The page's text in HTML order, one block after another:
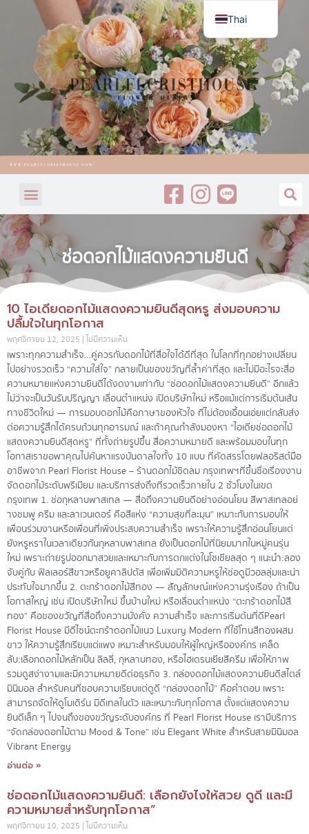
ช่อดอกไม้แสดงความยินดี
10 ไอเดียดอกไม้แสดงความยินดีสุดหรู ส่งมอบความ
ปลื้มใจในทุกโอกาส
พฤศจิกายน 12, 2025 ไม่มีความเห็น
เพราะทุกความสำเร็จ…คู่ควรกับดอกไม้ที่สื่อใจได้ดีที่สุด ในโลกที่ทุกอย่างเปลี่ยน
ไปอย่างรวดเร็ว “ความใส่ใจ” กลายเป็นของขวัญที่ล้ำค่าที่สุด และไม่มีอะไรจะสื่อ
ความหมายแห่งความยินดีได้งดงามเท่ากับ “ช่อดอกไม้แสดงความยินดี” อีกแล้ว
ไม่ว่าจะเป็นวันรับปริญญา เลื่อนตำแหน่ง เปิดบริษัทใหม่ หรือแม้แต่การเริ่มต้นเส้น
ทางชีวิตใหม่ — การมอบดอกไม้คือภาษาของหัวใจ ที่ไม่ต้องเอื้อนเอ่ยแต่กลับส่ง
ต่อความรู้สึกได้ครบถ้วนทุกอารมณ์ และถ้าคุณกำลังมองหา “ไอเดียช่อดอกไม้
แสดงความยินดีสุดหรู” ที่ทั้งถ่ายรูปขึ้น สื่อความหมายดี และพร้อมมอบในทุก
โอกาสเราขอพาคุณไปค้นหาแรงบันดาลใจทั้ง 10 แบบ ที่คัดสรรโดยฟลอริสต์มือ
อาชีพจาก Pearl Florist House – ร้านดอกไม้ชิดลม กรุงเทพฯที่ขึ้นชื่อเรื่องงาน
จัดดอกไม้ระดับพรีเมียม และบริการส่งถึงที่รวดเร็วภายใน 2 ชั่วโมงในเขต
กรุงเทพ 1. ช่อกุหลาบพาสเทล — สื่อถึงความยินดีอย่างอ่อนโยน สีพาสเทลอย่
างชมพู ครีม และลาเวนเดอร์ คือสีแห่ง “ความสุขที่ละมุน” เหมาะกับการมอบให้
เพื่อนร่วมงานหรือเพื่อนที่เพิ่งประสบความสำเร็จ เพราะให้ความรู้สึกอ่อนโยนแต่
ยังหรูหราในเวลาเดียวกันกุหลาบพาสเทล ยังเป็นดอกไม้ที่นิยมมากในหมู่คนรุ่น
ใหม่ เพราะถ่ายรูปออกมาสวยและเหมาะกับการตกแต่งในโซเชียลสุด ๆ แนะนำ:ลอง
จับคู่กับ ฟิลเลอร์สีขาวหรือยูคาลิปตัส เพื่อเพิ่มมิติความหรูให้ช่อดูมีวอลลุ่มและน่า
ประทับใจมากขึ้น 2. ตะกร้าดอกไม้สีทอง — สัญลักษณ์แห่งความรุ่งเรือง ถ้าเป็น
โอกาสใหญ่ เช่น เปิดบริษัทใหม่ ขึ้นบ้านใหม่ หรือเลื่อนตำแหน่ง “ตะกร้าดอกไม้สี
ทอง” คือของขวัญที่สื่อถึงความมั่งคั่ง ความสำเร็จ และการเริ่มต้นที่ดีPearl
Florist House มีดีไซน์ตะกร้าดอกไม้แนว Luxury Modern ที่ใช้โทนสีทองผสม
ขาว ให้ความรู้สึกเรียบแต่แพง เหมาะสำหรับมอบให้ผู้ใหญ่หรือองค์กร เคล็ด
ลับ:เลือกดอกไม้หลักเป็น ลิลลี่, กุหลาบทอง, หรือไฮเดรนเยียสีครีม เพื่อให้ภาพ
รวมดูสง่างามและมีความหมายดีต่อธุรกิจ 3. กล่องดอกไม้แสดงความยินดีสไตล์
มินิมอล สำหรับคนที่ชอบความเรียบแต่ดูดี “กล่องดอกไม้” คือคำตอบ เพราะ
สามารถจัดให้ดูโมเดิร์น มีดีเทลในตัว และเหมาะกับทุกโอกาส ตั้งแต่แสดงความ
ยินดีเล็ก ๆ ไปจนถึงของขวัญระดับองค์กร ที่ Pearl Florist House เรามีบริการ
“จัดกล่องดอกไม้ตาม Mood & Tone” เช่น Elegant White สำหรับสายมินิมอล
Vibrant Energy
อ่านต่อ »
ช่อดอกไม้แสดงความยินดี: เลือกยังไงให้สวย ดูดี และมี
ความหมายสำหรับทุกโอกาส”
พฤศจิกายน 10, 2025 ไม่มีความเห็น
Thai
English